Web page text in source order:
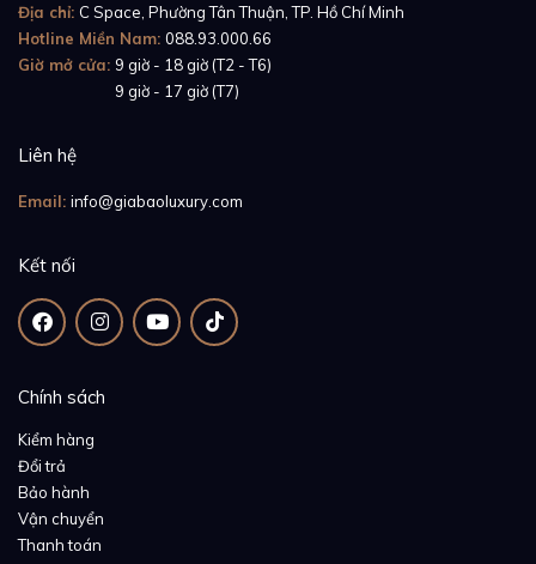
Địa chỉ: C Space, Phường Tân Thuận, TP. Hồ Chí Minh
Hotline Miền Nam: 088.93.000.66
Giờ mở cửa: 9 giờ - 18 giờ (T2 - T6)
9 giờ - 17 giờ (T7)
Liên hệ
Email: info@giabaoluxury.com
Kết nối
Chính sách
Kiểm hàng
Đổi trả
Bảo hành
Vận chuyển
Thanh toán